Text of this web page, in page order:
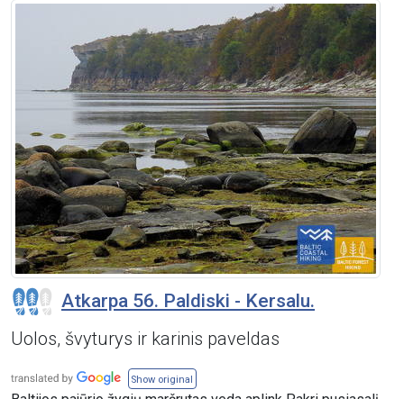
Atkarpa 56. Paldiski - Kersalu.
Uolos, švyturys ir karinis paveldas
Show original